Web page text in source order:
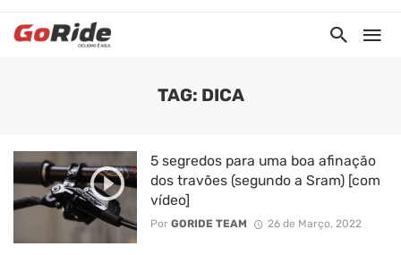
TAG: DICA
5 segredos para uma boa afinação
dos travões (segundo a Sram) [com
vídeo]
Por GORIDE TEAM 26 de Março, 2022